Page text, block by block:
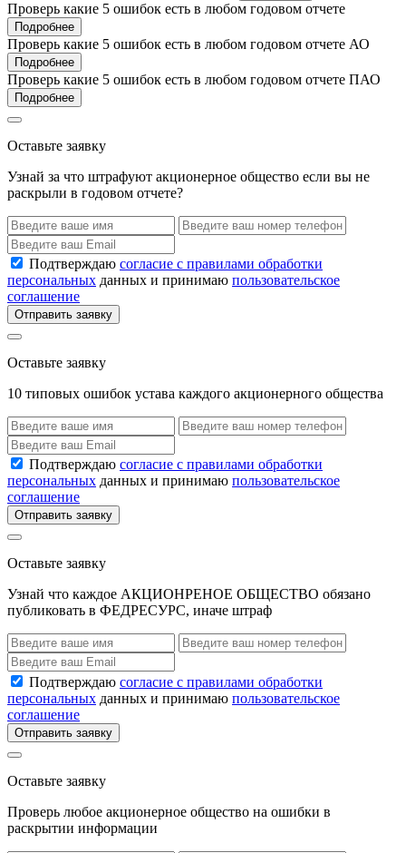
Проверь какие 5 ошибок есть в любом годовом отчете
Подробнее
Проверь какие 5 ошибок есть в любом годовом отчете АО
Подробнее
Проверь какие 5 ошибок есть в любом годовом отчете ПАО
Подробнее
Оставьте заявку
Узнай за что штрафуют акционерное общество если вы не
раскрыли в годовом отчете?
Подтверждаю согласие с правилами обработки
персональных данных и принимаю пользовательское
соглашение
Отправить заявку
Оставьте заявку
10 типовых ошибок устава каждого акционерного общества
Подтверждаю согласие с правилами обработки
персональных данных и принимаю пользовательское
соглашение
Отправить заявку
Оставьте заявку
Узнай что каждое АКЦИОНРЕНОЕ ОБЩЕСТВО обязано
публиковать в ФЕДРЕСУРС, иначе штраф
Подтверждаю согласие с правилами обработки
персональных данных и принимаю пользовательское
соглашение
Отправить заявку
Оставьте заявку
Проверь любое акционерное общество на ошибки в
раскрытии информации